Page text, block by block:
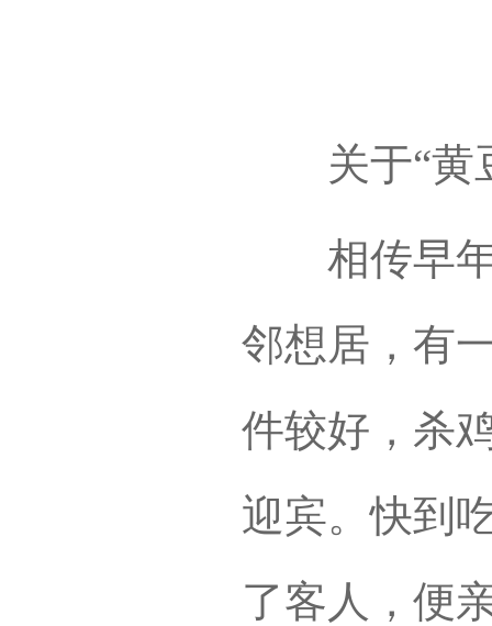
关于“黄豆
相传早年
邻想居，有
件较好，杀
迎宾。快到
了客人，便